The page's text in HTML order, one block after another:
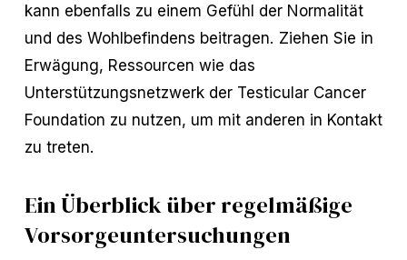
kann ebenfalls zu einem Gefühl der Normalität
und des Wohlbefindens beitragen. Ziehen Sie in
Erwägung, Ressourcen wie das
Unterstützungsnetzwerk der Testicular Cancer
Foundation zu nutzen, um mit anderen in Kontakt
zu treten.
Ein Überblick über regelmäßige
Vorsorgeuntersuchungen